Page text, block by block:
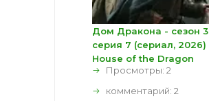
Дом Дракона - сезон 3
серия 7 (сериал, 2026)
House of the Dragon
Просмотры: 2
комментарий: 2